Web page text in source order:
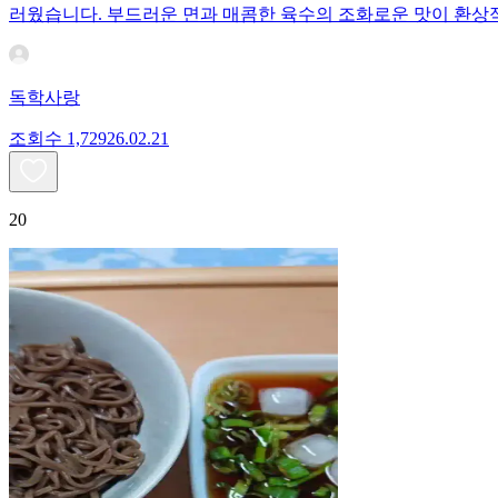
러웠습니다. 부드러운 면과 매콤한 육수의 조화로운 맛이 환상
독학사랑
조회수 1,72926.02.21
20